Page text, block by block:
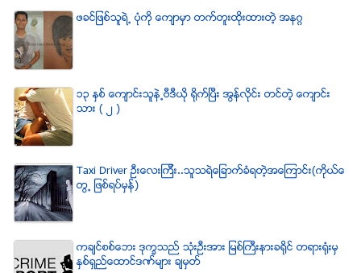
ဖခင္ျဖစ္သူရဲ႕ ပံုကို ေက်ာမွာ တက္တူးထိုးထားတဲ့ အနဂၢ
၁၃ ႏွစ္ ေက်ာင္းသူနဲ႕ဗီဒီယို ရိုက္ျပီး အြန္လိုင္း တင္တဲ့ ေက်ာင္း
သား ( ၂ )
Taxi Driver ဦးေလးၾကီး..သူသရဲေျခာက္ခံရတဲ့အေၾကာင္း(ကိုယ္ေ
တြ႕ ျဖစ္ရပ္မွန္)
ကခ်င္စစ္ေဘး ဒုကၡသည္ သံုးဦးအား ျမစ္ႀကီးနားခရိုင္ တရားရံုးမွ
ႏွစ္ရွည္ေထာင္ဒဏ္မ်ား ခ်မွတ္